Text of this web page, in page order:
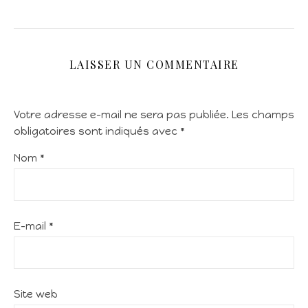
LAISSER UN COMMENTAIRE
Votre adresse e-mail ne sera pas publiée. Les champs
obligatoires sont indiqués avec *
Nom *
E-mail *
Site web